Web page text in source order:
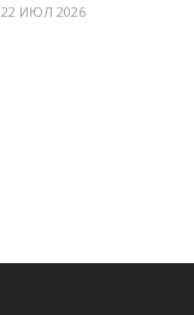
22 ИЮЛ 2026